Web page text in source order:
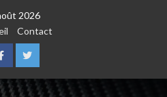
2026
Contact
FacebookTwitter